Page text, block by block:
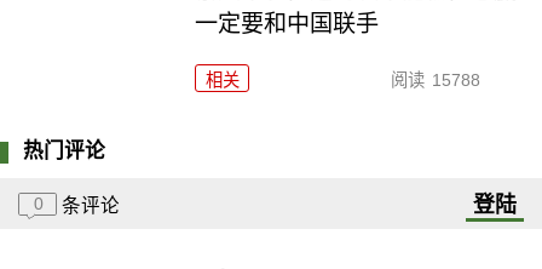
一定要和中国联手
相关 阅读 15788
热门评论
0 条评论 登陆